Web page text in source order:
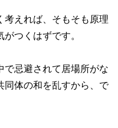
考えれば、そもそも原理
つくはずです。
で忌避されて居場所がな
同体の和を乱すから、で